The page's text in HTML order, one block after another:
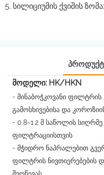
5. სილიციუმის ქვიშის
მოდელი: HK/HKN
- მინაბოჭკოვანი
გამოსხივებისა და
- 0.8~1.2 მ საწოლის
ფილტრაციისთვის
- მჭიდრო ნაპრალებით
ფილტრის ნივთიერებების